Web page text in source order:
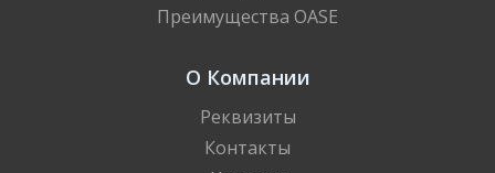
Преимущества OASE
О Компании
Реквизиты
Контакты